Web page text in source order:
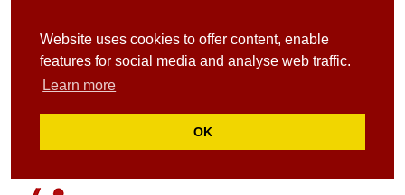
Website uses cookies to offer content, enable
features for social media and analyse web traffic.
Learn more
OK